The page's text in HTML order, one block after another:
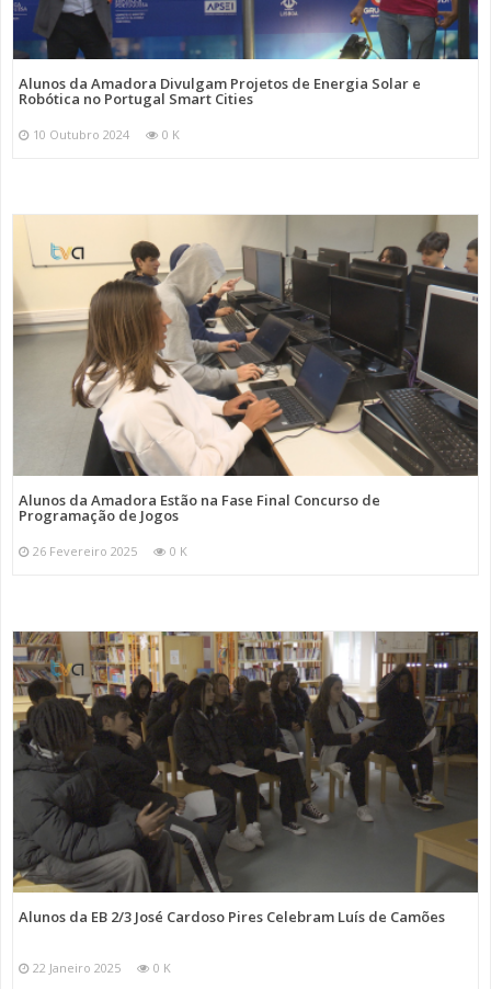
Alunos da Amadora Divulgam Projetos de Energia Solar e
Robótica no Portugal Smart Cities
10 Outubro 2024 0 K
Alunos da Amadora Estão na Fase Final Concurso de
Programação de Jogos
26 Fevereiro 2025 0 K
Alunos da EB 2/3 José Cardoso Pires Celebram Luís de Camões
22 Janeiro 2025 0 K